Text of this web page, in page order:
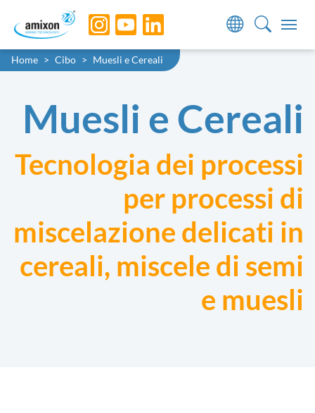
Skip to main navigation
Skip to main content
Skip to page footer
You are here:
Home Cibo Muesli e Cereali
Muesli e Cereali
Tecnologia dei processi
per processi di
miscelazione delicati in
cereali, miscele di semi
e muesli